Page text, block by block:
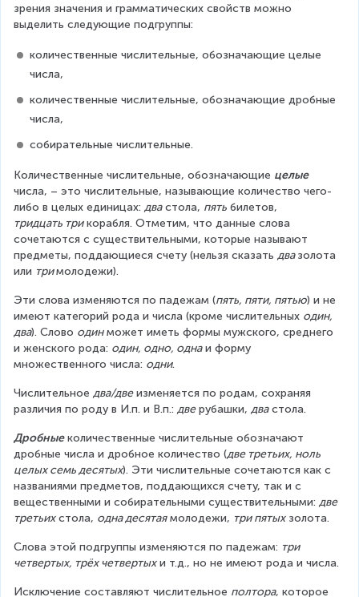
зрения значения и грамматических свойств можно
выделить следующие подгруппы:
количественные числительные, обозначающие целые
числа,
количественные числительные, обозначающие дробные
числа,
собирательные числительные.
Количественные числительные, обозначающие целые
числа, – это числительные, называющие количество чего-
либо в целых единицах: два стола, пять билетов,
тридцать три корабля. Отметим, что данные слова
сочетаются с существительными, которые называют
предметы, поддающиеся счету (нельзя сказать два золота
или три молодежи).
Эти слова изменяются по падежам (пять, пяти, пятью) и не
имеют категорий рода и числа (кроме числительных один,
два). Слово один может иметь формы мужского, среднего
и женского рода: один, одно, одна и форму
множественного числа: одни.
Числительное два/две изменяется по родам, сохраняя
различия по роду в И.п. и В.п.: две рубашки, два стола.
Дробные количественные числительные обозначают
дробные числа и дробное количество (две третьих, ноль
целых семь десятых). Эти числительные сочетаются как с
названиями предметов, поддающихся счету, так и с
вещественными и собирательными существительными: две
третьих стола, одна десятая молодежи, три пятых золота.
Слова этой подгруппы изменяются по падежам: три
четвертых, трёх четвертых и т.д., но не имеют рода и числа.
Исключение составляют числительное полтора, которое